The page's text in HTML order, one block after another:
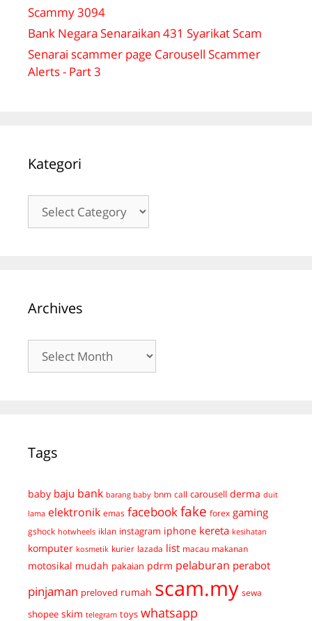
Scammy 3094
Bank Negara Senaraikan 431 Syarikat Scam
Senarai scammer page Carousell Scammer
Alerts - Part 3
Kategori
Archives
Tags
baby baju bank barang baby bnm call carousell derma duit
lama elektronik emas facebook fake forex gaming
gshock hotwheels iklan instagram iphone kereta kesihatan
komputer kosmetik kurier lazada list macau makanan
motosikal mudah pakaian pdrm pelaburan perabot
pinjaman preloved rumah scam.my sewa
shopee skim telegram toys whatsapp